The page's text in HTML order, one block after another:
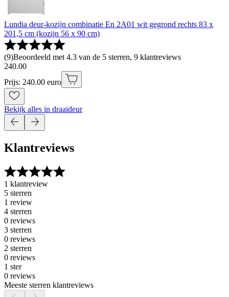
Lundia deur-kozijn combinatie En 2A01 wit gegrond rechts 83 x
201,5 cm (kozijn 56 x 90 cm)
(9)Beoordeeld met 4.3 van de 5 sterren, 9 klantreviews
240.00
Prijs: 240.00 euro
Bekijk alles in draaideur
Klantreviews
1 klantreview
5 sterren
1 review
4 sterren
0 reviews
3 sterren
0 reviews
2 sterren
0 reviews
1 ster
0 reviews
Meeste sterren klantreviews